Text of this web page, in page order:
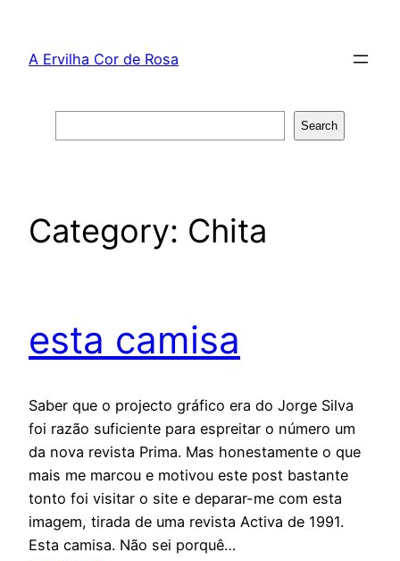
content
A Ervilha Cor de Rosa
Search
Category: Chita
esta camisa
Saber que o projecto gráfico era do Jorge Silva
foi razão suficiente para espreitar o número um
da nova revista Prima. Mas honestamente o que
mais me marcou e motivou este post bastante
tonto foi visitar o site e deparar-me com esta
imagem, tirada de uma revista Activa de 1991.
Esta camisa. Não sei porquê…